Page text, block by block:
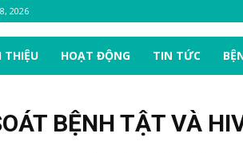
2026
THIỆU HOẠT ĐỘNG TIN TỨC
BỆNH TẬT VÀ